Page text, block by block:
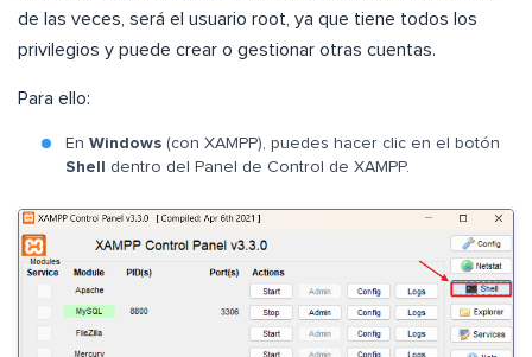
de las veces, será el usuario root, ya que tiene todos los
privilegios y puede crear o gestionar otras cuentas.
Para ello:
En Windows (con XAMPP), puedes hacer clic en el botón
Shell
dentro del Panel de Control de XAMPP.